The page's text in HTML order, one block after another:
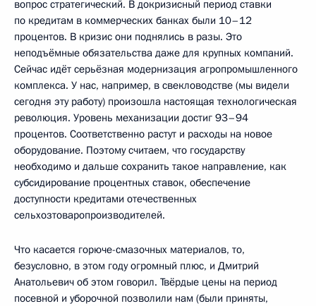
вопрос стратегический. В докризисный период ставки
по кредитам в коммерческих банках были 10–12
процентов. В кризис они поднялись в разы. Это
неподъёмные обязательства даже для крупных компаний.
Сейчас идёт серьёзная модернизация агропромышленного
комплекса. У нас, например, в свекловодстве (мы видели
сегодня эту работу) произошла настоящая технологическая
революция. Уровень механизации достиг 93–94
процентов. Соответственно растут и расходы на новое
оборудование. Поэтому считаем, что государству
необходимо и дальше сохранить такое направление, как
субсидирование процентных ставок, обеспечение
доступности кредитами отечественных
сельхозтоваропроизводителей.
Что касается горюче-смазочных материалов, то,
безусловно, в этом году огромный плюс, и Дмитрий
Анатольевич об этом говорил. Твёрдые цены на период
посевной и уборочной позволили нам (были приняты,